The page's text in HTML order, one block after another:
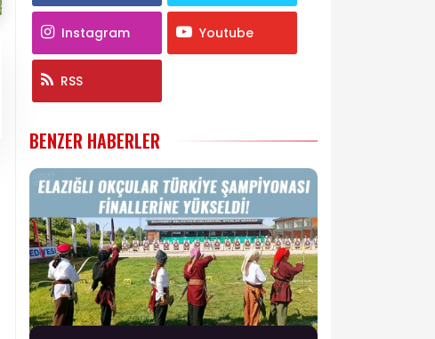
Instagram Youtube
RSS
BENZER HABERLER